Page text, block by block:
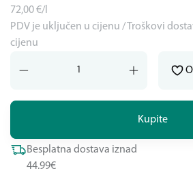
72,00€/l
PDV je uključen u cijenu / Troškovi
cijenu
Kupite
Besplatna dostava iznad
44.99€